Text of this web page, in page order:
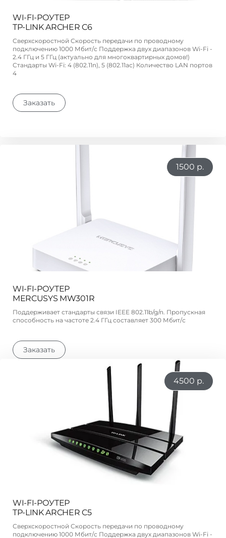
WI-FI-РОУТЕР
TP-LINK ARCHER C6
Сверхскоростной Скорость передачи по проводному
подключению 1000 Мбит/с Поддержка двух диапазонов Wi-Fi -
2.4 ГГц и 5 ГГц (актуально для многоквартирных домов!)
Стандарты Wi-Fi: 4 (802.11n), 5 (802.11ac) Количество LAN портов
4
Заказать
1500 р.
WI-FI-РОУТЕР
MERCUSYS MW301R
Поддерживает стандарты связи IEEE 802.11b/g/n. Пропускная
способность на частоте 2.4 ГГц составляет 300 Мбит/с
Заказать
4500 р.
WI-FI-РОУТЕР
TP-LINK ARCHER C5
Сверхскоростной Скорость передачи по проводному
подключению 1000 Мбит/с Поддержка двух диапазонов Wi-Fi -